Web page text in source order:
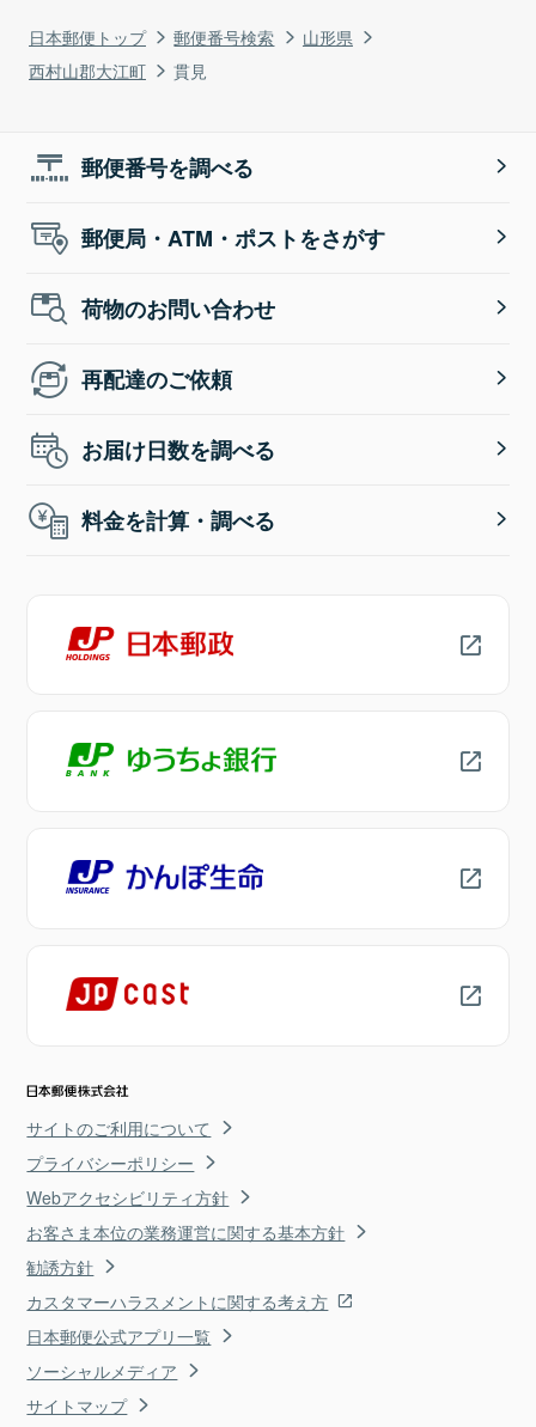
日本郵便トップ 郵便番号検索
山形県
西村山郡大江町
貫見
郵便番号を調べる
郵便局・ATM・ポストをさがす
荷物のお問い合わせ
再配達のご依頼
お届け日数を調べる
料金を計算・調べる
サイトのご利用について
プライバシーポリシー
Webアクセシビリティ方針
お客さま本位の業務運営に関する基本方針
勧誘方針
カスタマーハラスメントに関する考え方
日本郵便公式アプリ一覧
ソーシャルメディア
サイトマップ